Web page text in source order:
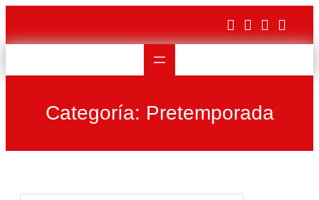
contenido
Categoría: Pretemporada